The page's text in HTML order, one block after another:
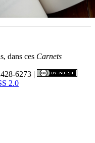
dans ces Carnets
6273 |
2.0